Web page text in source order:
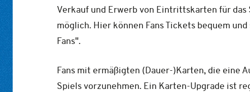
Verkauf und Erwerb von Eintrittskarten für
möglich. Hier können Fans Tickets bequem
Fans".
Fans mit ermäßigten (Dauer-)Karten, die eine
Spiels vorzunehmen. Ein Karten-Upgrade ist